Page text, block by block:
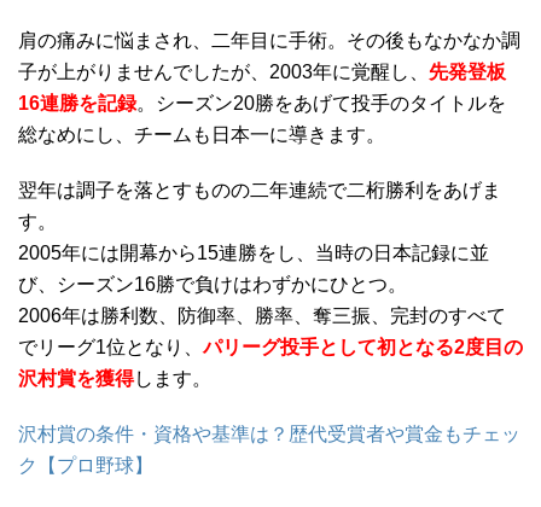
肩の痛みに悩まされ、二年目に手術。その後もなかなか調
子が上がりませんでしたが、2003年に覚醒し、 先発登板
16連勝を記録。シーズン20勝をあげて投手のタイトルを
総なめにし、チームも日本一に導きます。
翌年は調子を落とすものの二年連続で二桁勝利をあげま
す。
2005年には開幕から15連勝をし、当時の日本記録に並
び、シーズン16勝で負けはわずかにひとつ。
2006年は勝利数、防御率、勝率、奪三振、完封のすべて
でリーグ1位となり、パリーグ投手として初となる2度目の
沢村賞を獲得します。
沢村賞の条件・資格や基準は？歴代受賞者や賞金もチェッ
ク【プロ野球】